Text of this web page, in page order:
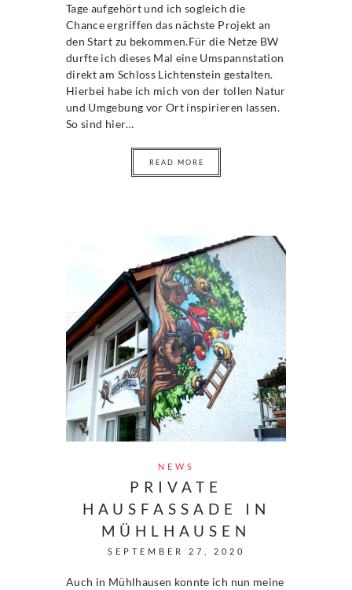
Tage aufgehört und ich sogleich die
Chance ergriffen das nächste Projekt an
den Start zu bekommen.Für die Netze BW
durfte ich dieses Mal eine Umspannstation
direkt am Schloss Lichtenstein gestalten.
Hierbei habe ich mich von der tollen Natur
und Umgebung vor Ort inspirieren lassen.
So sind hier…
READ MORE
NEWS
PRIVATE
HAUSFASSADE IN
MÜHLHAUSEN
SEPTEMBER 27, 2020
Auch in Mühlhausen konnte ich nun meine